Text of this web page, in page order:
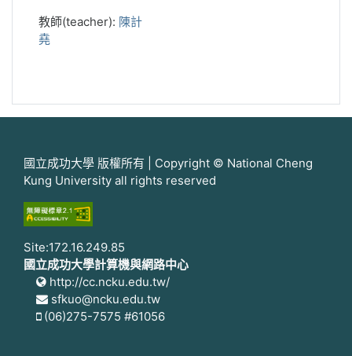
教師(teacher): 陳計
堯
國立成功大學 版權所有 | Copyright © National Cheng
Kung University all rights reserved
Site:172.16.249.85
國立成功大學計算機與網路中心
http://cc.ncku.edu.tw/
sfkuo@ncku.edu.tw
(06)275-7575 #61056